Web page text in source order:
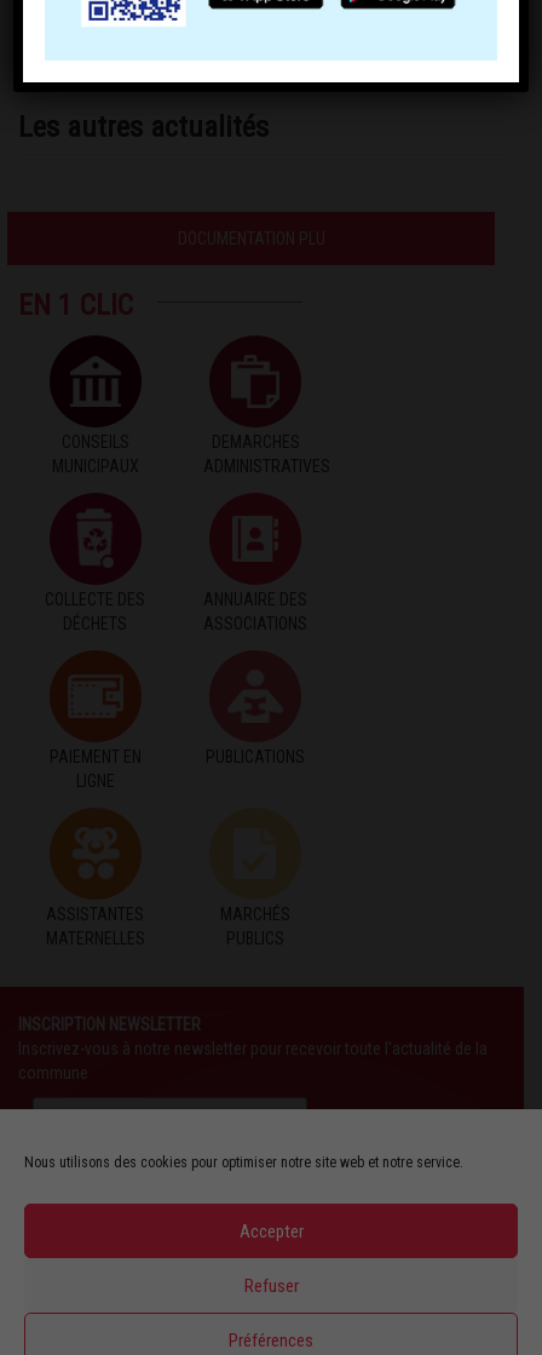
Nous utilisons des cookies pour optimiser notre site web et notre service.
Accepter
Refuser
Préférences
Les autres actualités
DOCUMENTATION PLU
EN 1 CLIC
CONSEILS
MUNICIPAUX
DEMARCHES
ADMINISTRATIVES
COLLECTE DES
DÉCHETS
ANNUAIRE DES
ASSOCIATIONS
PAIEMENT EN
LIGNE
PUBLICATIONS
ASSISTANTES
MATERNELLES
MARCHÉS
PUBLICS
INSCRIPTION NEWSLETTER
Inscrivez-vous à notre newsletter pour recevoir toute l'actualité de la
commune
SUIVEZ-NOUS AUSSI SUR :
YOUTUBE